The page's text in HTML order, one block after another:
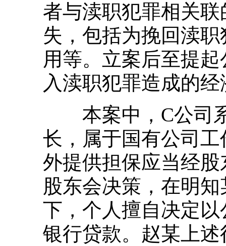
者与渎职犯罪相关
失，包括为挽回渎
用等。立案后至提
入渎职犯罪造成的
本案中，C公司系
长，属于国有公司
外提供担保应当经
股东会决策，在明
下，个人擅自决定
银行贷款。赵某上